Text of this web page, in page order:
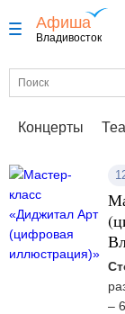
Афиша
Владивосток
Концерты
–